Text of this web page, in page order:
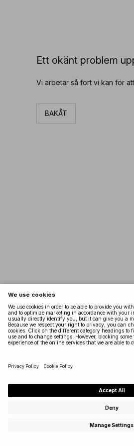
Ett okänt problem
Vi arbetar så fort vi kan för
BAKÅT